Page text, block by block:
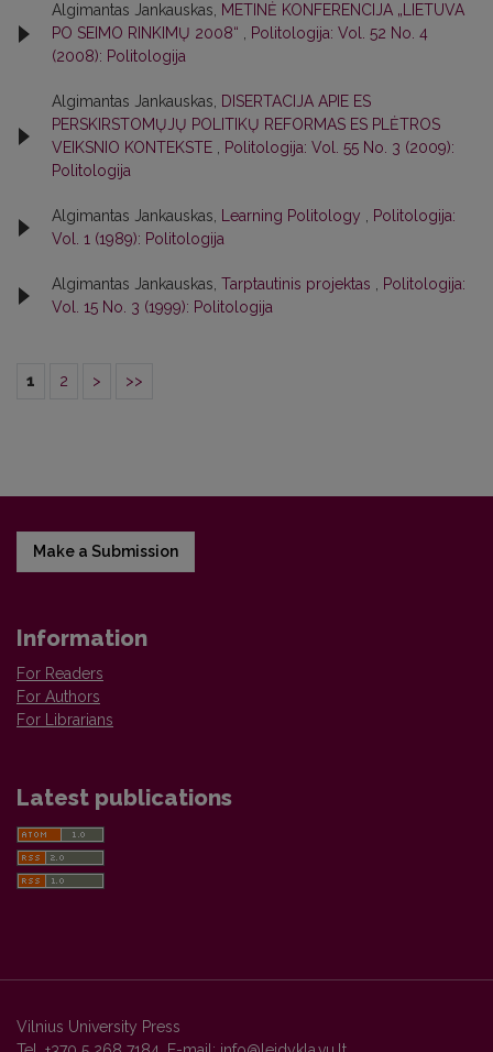
Algimantas Jankauskas,
METINĖ KONFERENCIJA „LIETUVA
PO SEIMO RINKIMŲ 2008“
Politologija: Vol. 52 No. 4
(2008): Politologija
Algimantas Jankauskas,
DISERTACIJA APIE ES
PERSKIRSTOMŲJŲ POLITIKŲ REFORMAS ES PLĖTROS
VEIKSNIO KONTEKSTE
Politologija: Vol. 55 No. 3 (2009):
Politologija
Algimantas Jankauskas, Learning Politology
Politologija:
Vol. 1 (1989): Politologija
Algimantas Jankauskas, Tarptautinis projektas
Politologija:
Vol. 15 No. 3 (1999): Politologija
1 2 > >>
Make a Submission
Information
For Readers
For Authors
For Librarians
Latest publications
Vilnius University Press